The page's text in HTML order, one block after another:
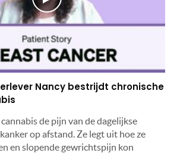
Nancy bestrijdt chronische
de pijn van de dagelijkse
op afstand. Ze legt uit hoe ze
en slopende gewrichtspijn kon